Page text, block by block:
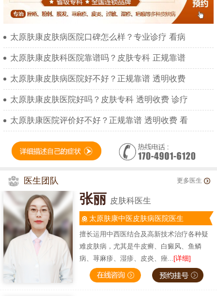
太原肤康皮肤病医院口碑怎么样？专业诊疗 看病
太原肤康皮肤科医院靠谱吗？皮肤专科 正规靠谱
太原肤康皮肤病医院好不好？正规靠谱 透明收费
太原肤康皮肤医院好吗？皮肤专科 透明收费 诊疗
太原肤康医院评价好不好？正规靠谱 透明收费 看
医生团队 更多医生
张丽 皮肤科医生
太原肤康中医皮肤病医院医生
擅长运用中西医结合及高新技术治疗各种疑
难皮肤病，尤其是牛皮癣、白癜风、鱼鳞
病、荨麻疹、湿疹、皮炎、痤... [详细]